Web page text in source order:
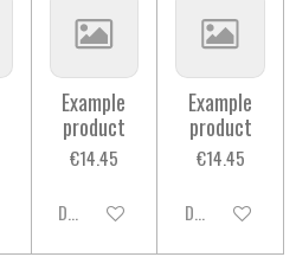
Example
product
€14.45
Disabled
Example
product
€14.45
Disabled